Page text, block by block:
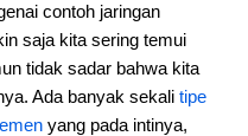
contoh jaringan
saja kita sering temui
tidak sadar bahwa kita
Ada banyak sekali tipe
yang pada intinya,